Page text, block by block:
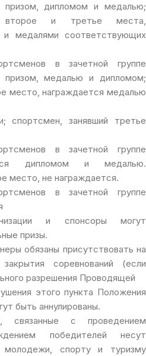
призом, дипломом и медалью;
второе и третье места,
медалями соответствующих
в зачетной группе
призом, медалью и дипломом;
место, награждается медалью
спортсмен, занявший третье
в зачетной группе
дипломом и медалью.
место, не награждается.
в зачетной группе
и спонсоры могут
призы.
обязаны присутствовать на
соревнований (если
разрешения Проводящей
этого пункта Положения
быть аннулированы.
связанные с проведением
победителей несут
спорту и туризму